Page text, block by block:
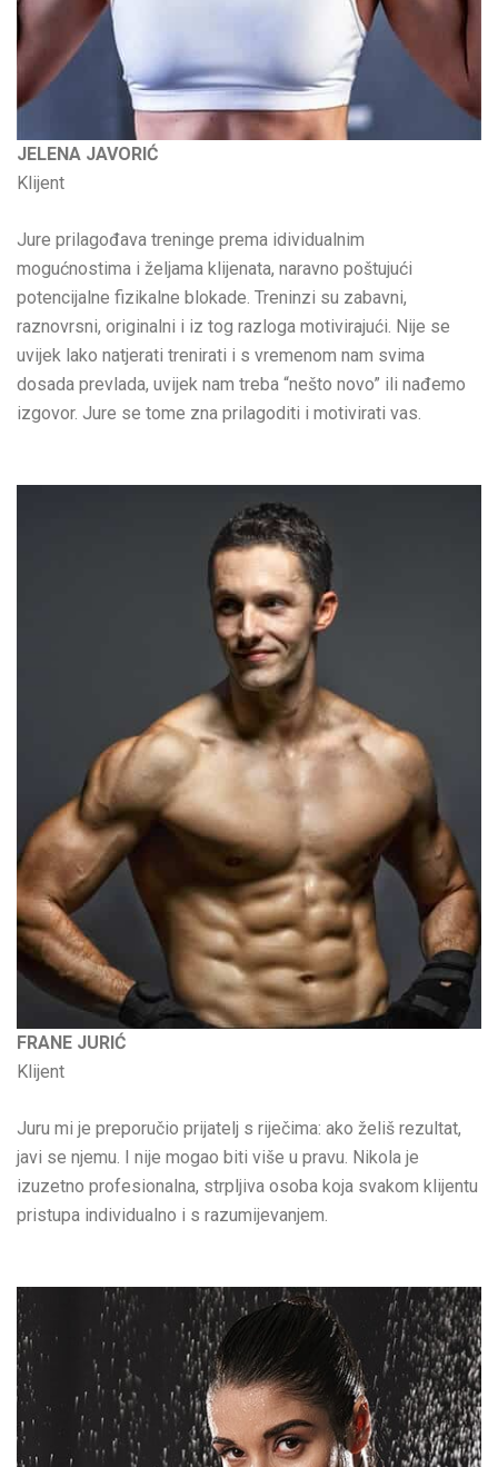
JELENA JAVORIĆ
Klijent
Jure prilagođava treninge prema idividualnim
mogućnostima i željama klijenata, naravno poštujući
potencijalne fizikalne blokade. Treninzi su zabavni,
raznovrsni, originalni i iz tog razloga motivirajući. Nije se
uvijek lako natjerati trenirati i s vremenom nam svima
dosada prevlada, uvijek nam treba “nešto novo” ili nađemo
izgovor. Jure se tome zna prilagoditi i motivirati vas.
FRANE JURIĆ
Klijent
Juru mi je preporučio prijatelj s riječima: ako želiš rezultat,
javi se njemu. I nije mogao biti više u pravu. Nikola je
izuzetno profesionalna, strpljiva osoba koja svakom klijentu
pristupa individualno i s razumijevanjem.